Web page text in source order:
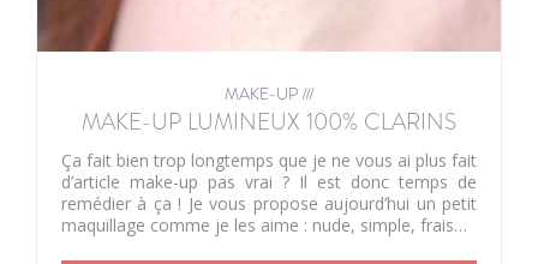
MAKE-UP ///
MAKE-UP LUMINEUX 100% CLARINS
Ça fait bien trop longtemps que je ne vous ai plus fait
d’article make-up pas vrai ? Il est donc temps de
remédier à ça ! Je vous propose aujourd’hui un petit
maquillage comme je les aime : nude, simple, frais…